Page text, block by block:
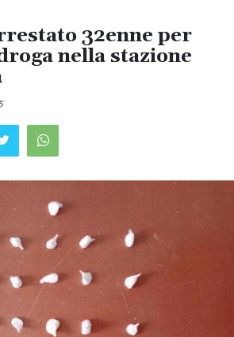
32enne per
nella stazione